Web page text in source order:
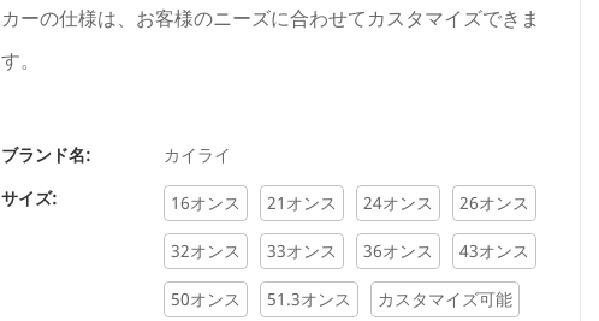
カーの仕様は、お客様のニーズに合わせてカスタマイズできま
す。
ブランド名:
カイライ
サイズ:
16オンス 21オンス 24オンス 26オンス
32オンス 33オンス 36オンス 43オンス
50オンス 51.3オンス カスタマイズ可能